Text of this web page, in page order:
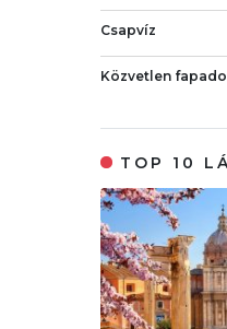
Csapvíz
Közvetlen
TOP 10